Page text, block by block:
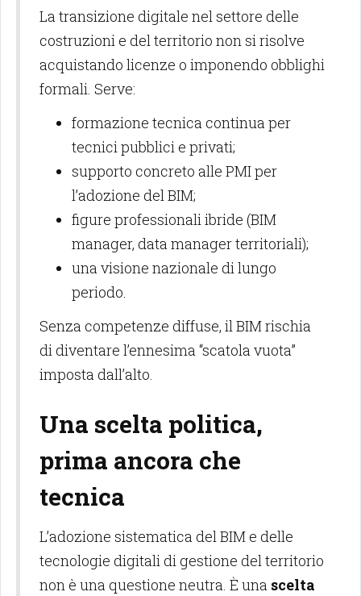
La transizione digitale nel settore delle
costruzioni e del territorio non si risolve
acquistando licenze o imponendo obblighi
formali. Serve:
formazione tecnica continua per
tecnici pubblici e privati;
supporto concreto alle PMI per
l’adozione del BIM;
figure professionali ibride (BIM
manager, data manager territoriali);
una visione nazionale di lungo
periodo.
Senza competenze diffuse, il BIM rischia
di diventare l’ennesima “scatola vuota”
imposta dall’alto.
Una scelta politica,
prima ancora che
tecnica
L’adozione sistematica del BIM e delle
tecnologie digitali di gestione del territorio
non è una questione neutra. È una scelta